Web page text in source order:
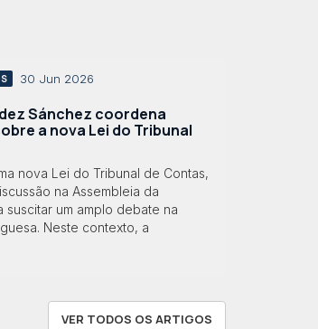
30 Jun 2026
Sánchez coordena
a nova Lei do Tribunal
nova Lei do Tribunal de Contas,
na Assembleia da
suscitar um amplo debate na
Neste contexto, a
VER TODOS OS ARTIGOS